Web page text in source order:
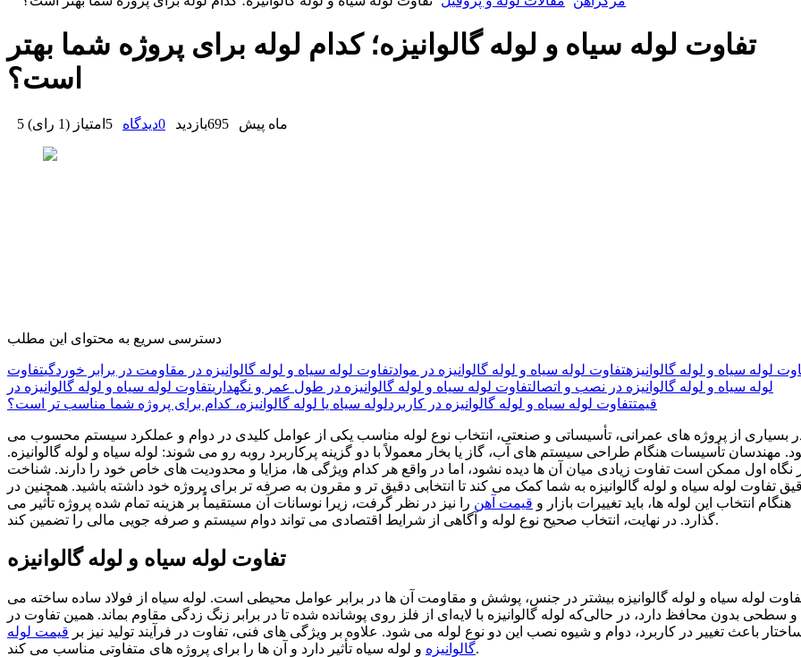
تفاوت لوله سیاه و لوله گالوانیزه؛ کدام لوله برای پروژه شما بهتر
است؟
5 ماه پیش 695بازدید 0دیدگاه 5 امتیاز (1 رای )
دسترسی سریع به محتوای این مطلب
لوله سیاه و لوله گالوانیزهتفاوت لوله سیاه و لوله گالوانیزه در موادتفاوت لوله سیاه و لوله گالوانیزه در مقاومت در برابر خوردگیتفاوت
لوله سیاه و لوله گالوانیزه در نصب و اتصالتفاوت لوله سیاه و لوله گالوانیزه در طول عمر و نگهداریتفاوت لوله سیاه و لوله گالوانیزه در
قیمتتفاوت لوله سیاه و لوله گالوانیزه در کاربردلوله سیاه یا لوله گالوانیزه، کدام برای پروژه شما مناسب تر است؟
بسیاری از پروژه های عمرانی، تأسیساتی و صنعتی، انتخاب نوع لوله مناسب یکی از عوامل کلیدی در دوام و عملکرد سیستم محسوب می
مهندسان تأسیسات هنگام طراحی سیستم های آب، گاز یا بخار معمولاً با دو گزینه پرکاربرد روبه رو می شوند: لوله سیاه و لوله گالوانیزه.
نگاه اول ممکن است تفاوت زیادی میان آن ها دیده نشود، اما در واقع هر کدام ویژگی ها، مزایا و محدودیت های خاص خود را دارند. شناخت
تفاوت لوله سیاه و لوله گالوانیزه به شما کمک می کند تا انتخابی دقیق تر و مقرون به صرفه تر برای پروژه خود داشته باشید. همچنین در
هنگام انتخاب این لوله ها، باید تغییرات بازار و قیمت آهن را نیز در نظر گرفت، زیرا نوسانات آن مستقیماً بر هزینه تمام شده پروژه تأثیر می
گذارد. در نهایت، انتخاب صحیح نوع لوله و آگاهی از شرایط اقتصادی می تواند دوام سیستم و صرفه جویی مالی را تضمین کند.
تفاوت لوله سیاه و لوله گالوانیزه
لوله سیاه و لوله گالوانیزه بیشتر در جنس، پوشش و مقاومت آن‌ ها در برابر عوامل محیطی است. لوله سیاه از فولاد ساده ساخته می‌
سطحی بدون محافظ دارد، در حالی‌که لوله گالوانیزه با لایه‌ای از فلز روی پوشانده شده تا در برابر زنگ‌ زدگی مقاوم بماند. همین تفاوت در
باعث تغییر در کاربرد، دوام و شیوه نصب این دو نوع لوله می‌ شود. علاوه بر ویژگی‌ های فنی، تفاوت در فرآیند تولید نیز بر قیمت لوله
گالوانیزهو لوله سیاه تأثیر دارد و آن‌ ها را برای پروژه‌ های متفاوتی مناسب می‌ کند.